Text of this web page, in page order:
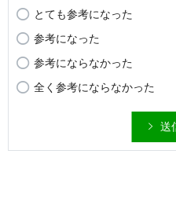
とても参考になった
参考になった
参考にならなかった
全く参考にならなかった
送